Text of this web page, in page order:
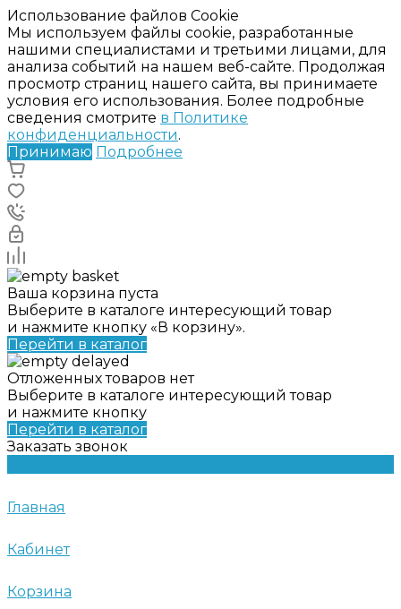
Использование файлов Cookie
Мы используем файлы cookie, разработанные
нашими специалистами и третьими лицами, для
анализа событий на нашем веб-сайте. Продолжая
просмотр страниц нашего сайта, вы принимаете
условия его использования. Более подробные
сведения смотрите в Политике
конфиденциальности.
Принимаю Подробнее
Ваша корзина пуста
Выберите в каталоге интересующий товар
и нажмите кнопку «В корзину».
Перейти в каталог
Отложенных товаров нет
Выберите в каталоге интересующий товар
и нажмите кнопку
Перейти в каталог
Заказать звонок
Главная
Кабинет
Корзина